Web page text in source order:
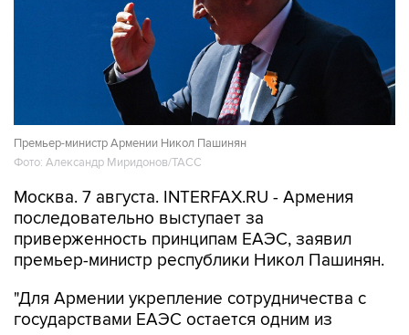
Премьер-министр Армении Никол Пашинян
Фото: Александр Миридонов/ТАСС
Москва. 7 августа. INTERFAX.RU - Армения
последовательно выступает за
приверженность принципам ЕАЭС, заявил
премьер-министр республики Никол Пашинян.
"Для Армении укрепление сотрудничества с
государствами ЕАЭС остается одним из